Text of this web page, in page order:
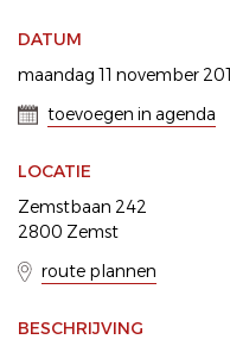
DATUM
maandag 11 november
toevoegen in agenda
LOCATIE
Zemstbaan 242
2800 Zemst
route plannen
BESCHRIJVING